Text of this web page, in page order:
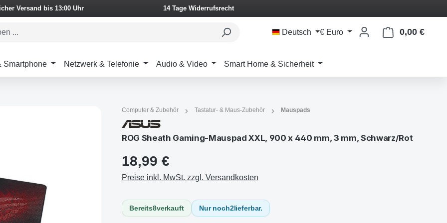
Versand bis 13:00 Uhr 14 Tage Widerrufsrecht
Deutsch € Euro 0,00 €
Smartphone Netzwerk & Telefonie Audio & Video Smart Home & Sicherheit
Computer & Zubehör Tastatur- & Maus-Zubehör Mauspads
ROG Sheath Gaming-Mauspad XXL, 900 x 440 mm, 3 mm, Schwarz/Rot
18,99 €
Preise inkl. MwSt. zzgl. Versandkosten
Bereits8verkauft Nur noch2lieferbar.